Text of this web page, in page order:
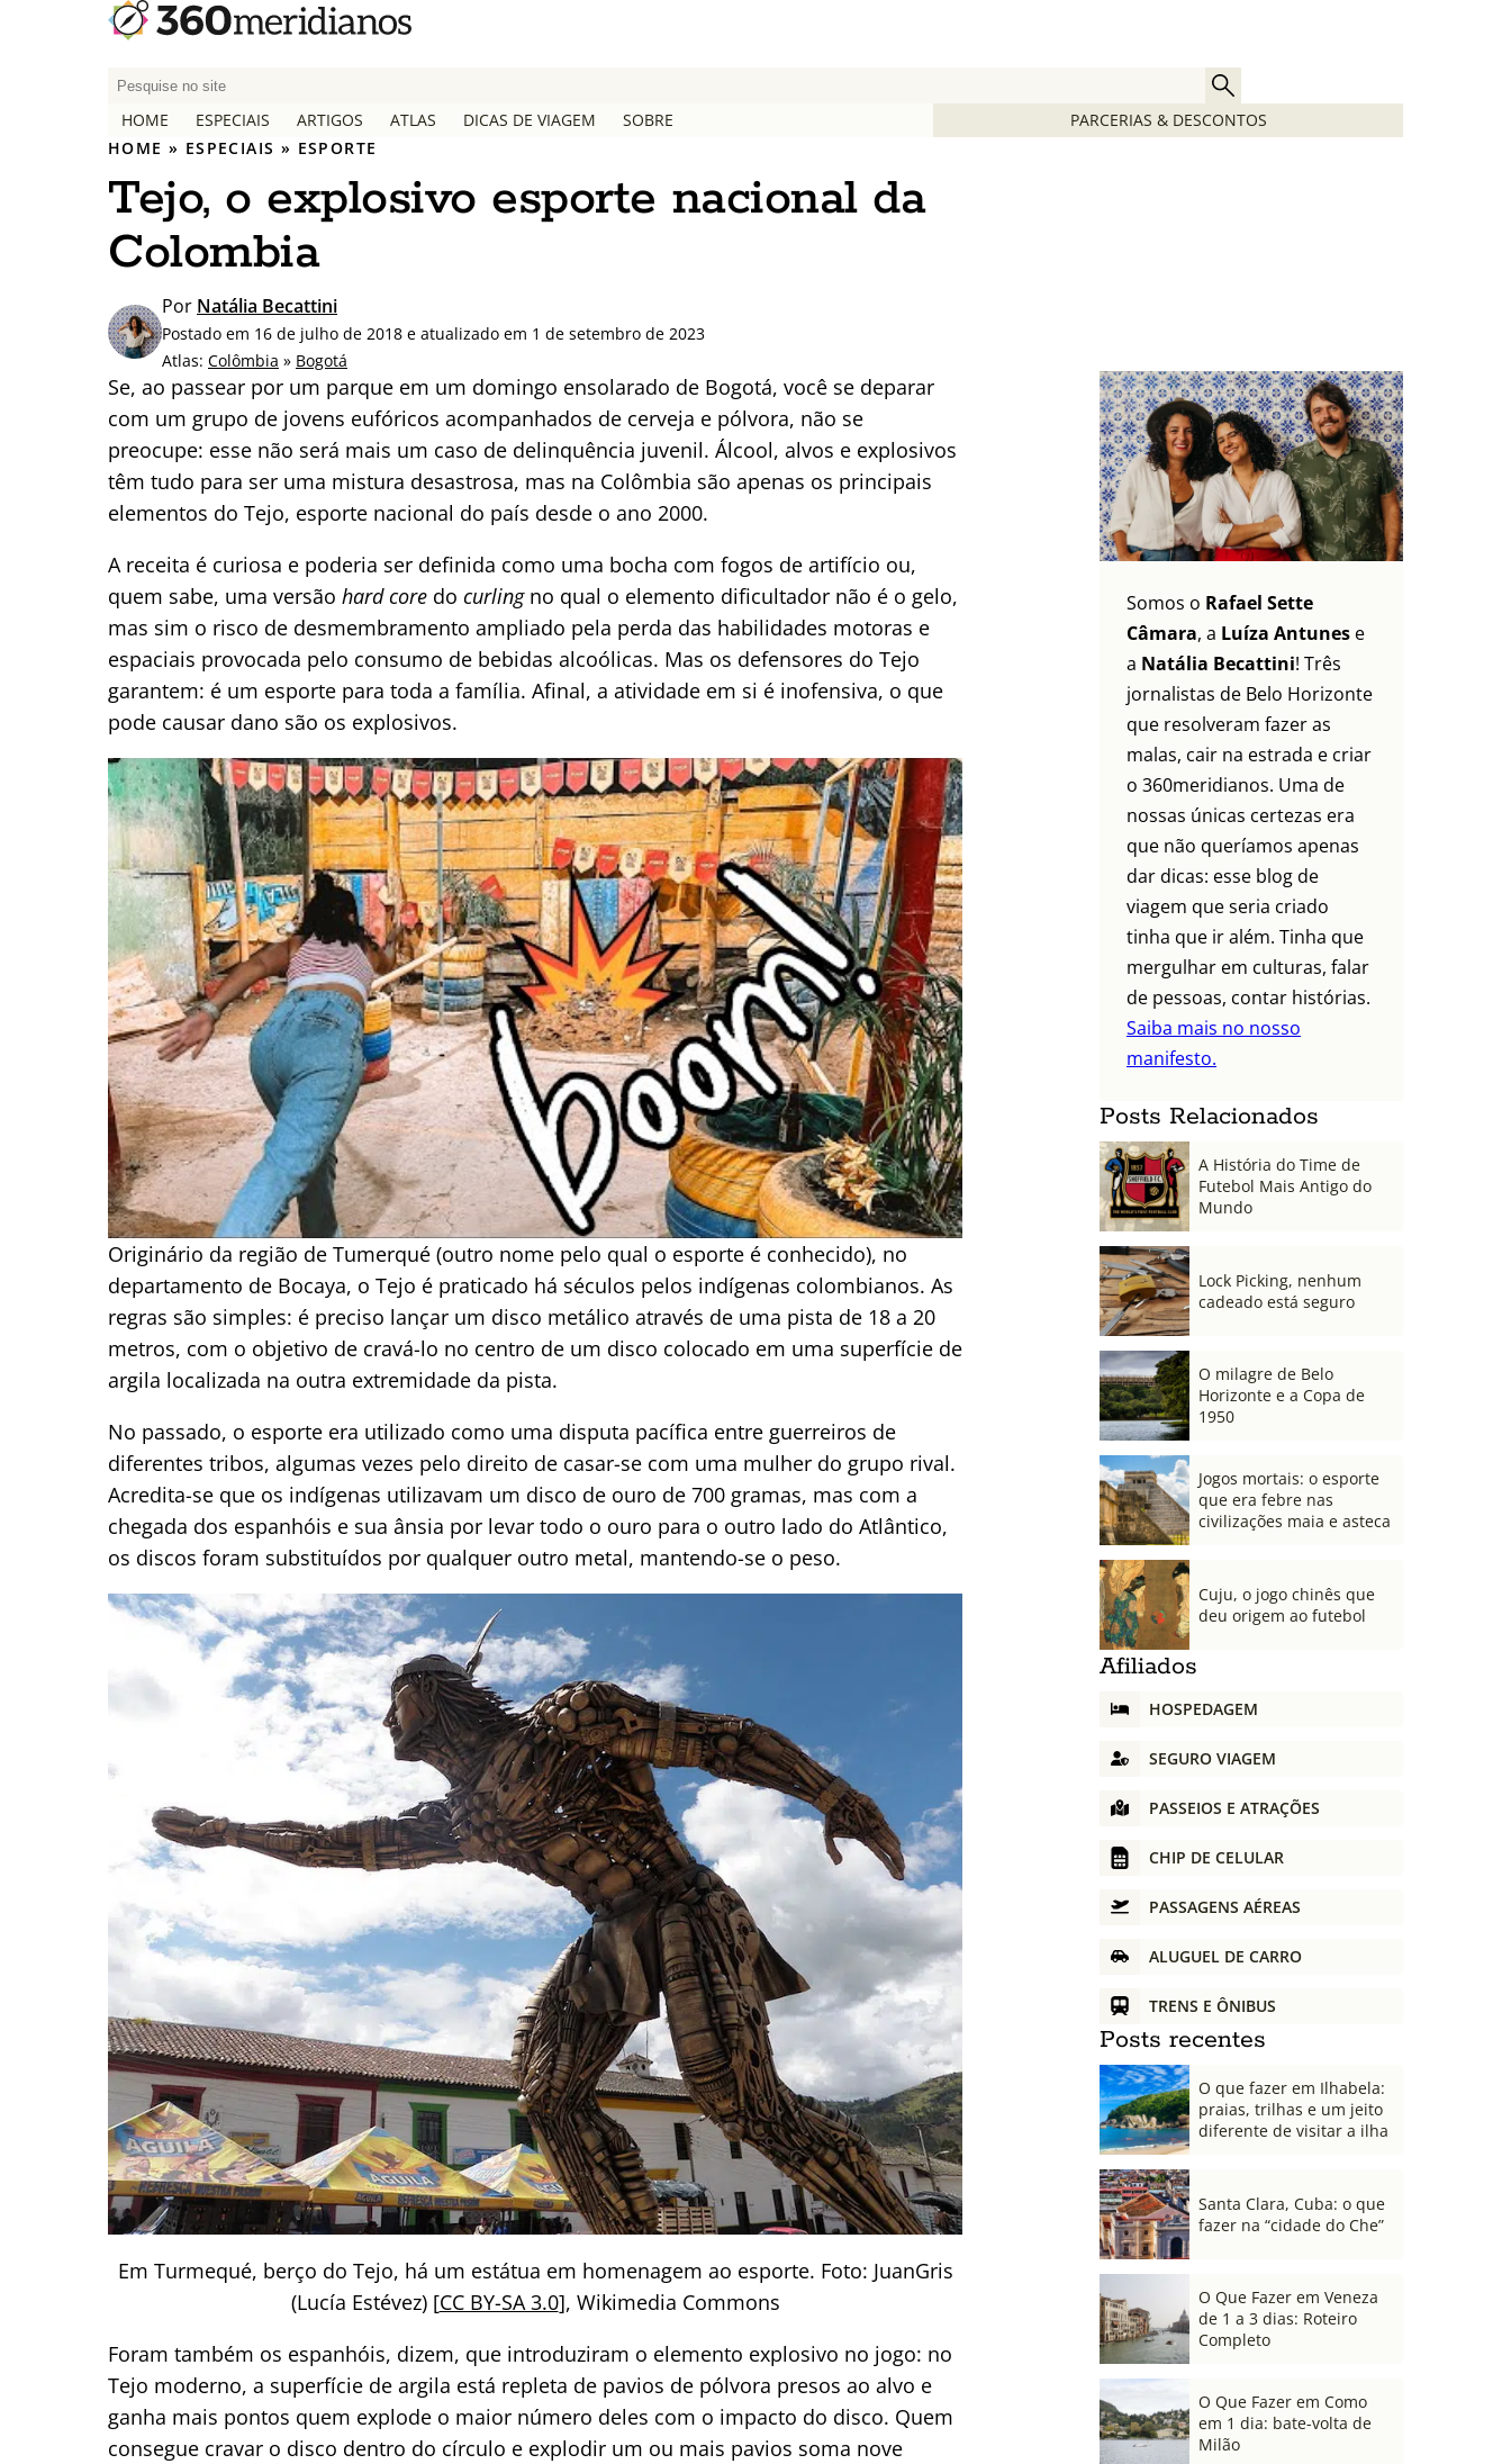
P
q
u
s
a
p
o
r
:
HOME ESPECIAIS ARTIGOS ATLAS DICAS DE VIAGEM SOBRE
PARCERIAS & DESCONTOS
HOME » ESPECIAIS » ESPORTE
Tejo, o explosivo esporte nacional da
Colombia
Por Natália Becattini
Postado em 16 de julho de 2018 e atualizado em 1 de setembro de 2023
Atlas: Colômbia » Bogotá
Se, ao passear por um parque em um domingo ensolarado de Bogotá, você se deparar
com um grupo de jovens eufóricos acompanhados de cerveja e pólvora, não se
preocupe: esse não será mais um caso de delinquência juvenil. Álcool, alvos e explosivos
têm tudo para ser uma mistura desastrosa, mas na Colômbia são apenas os principais
elementos do Tejo, esporte nacional do país desde o ano 2000.
A receita é curiosa e poderia ser definida como uma bocha com fogos de artifício ou,
quem sabe, uma versão hard core do curling no qual o elemento dificultador não é o gelo,
mas sim o risco de desmembramento ampliado pela perda das habilidades motoras e
espaciais provocada pelo consumo de bebidas alcoólicas. Mas os defensores do Tejo
garantem: é um esporte para toda a família. Afinal, a atividade em si é inofensiva, o que
pode causar dano são os explosivos.
Originário da região de Tumerqué (outro nome pelo qual o esporte é conhecido), no
departamento de Bocaya, o Tejo é praticado há séculos pelos indígenas colombianos. As
regras são simples: é preciso lançar um disco metálico através de uma pista de 18 a 20
metros, com o objetivo de cravá-lo no centro de um disco colocado em uma superfície de
argila localizada na outra extremidade da pista.
No passado, o esporte era utilizado como uma disputa pacífica entre guerreiros de
diferentes tribos, algumas vezes pelo direito de casar-se com uma mulher do grupo rival.
Acredita-se que os indígenas utilizavam um disco de ouro de 700 gramas, mas com a
chegada dos espanhóis e sua ânsia por levar todo o ouro para o outro lado do Atlântico,
os discos foram substituídos por qualquer outro metal, mantendo-se o peso.
Em Turmequé, berço do Tejo, há um estátua em homenagem ao esporte. Foto: JuanGris
(Lucía Estévez) [CC BY-SA 3.0], Wikimedia Commons
Foram também os espanhóis, dizem, que introduziram o elemento explosivo no jogo: no
Tejo moderno, a superfície de argila está repleta de pavios de pólvora presos ao alvo e
ganha mais pontos quem explode o maior número deles com o impacto do disco. Quem
consegue cravar o disco dentro do círculo e explodir um ou mais pavios soma nove
Somos o Rafael Sette
Câmara, a Luíza Antunes e
a Natália Becattini! Três
jornalistas de Belo Horizonte
que resolveram fazer as
malas, cair na estrada e criar
o 360meridianos. Uma de
nossas únicas certezas era
que não queríamos apenas
dar dicas: esse blog de
viagem que seria criado
tinha que ir além. Tinha que
mergulhar em culturas, falar
de pessoas, contar histórias.
Saiba mais no nosso
manifesto.
Posts Relacionados
A História do Time de
Futebol Mais Antigo do
Mundo
Lock Picking, nenhum
cadeado está seguro
O milagre de Belo
Horizonte e a Copa de
1950
Jogos mortais: o esporte
que era febre nas
civilizações maia e asteca
Cuju, o jogo chinês que
deu origem ao futebol
Afiliados
HOSPEDAGEM
SEGURO VIAGEM
PASSEIOS E ATRAÇÕES
CHIP DE CELULAR
PASSAGENS AÉREAS
ALUGUEL DE CARRO
TRENS E ÔNIBUS
Posts recentes
O que fazer em Ilhabela:
praias, trilhas e um jeito
diferente de visitar a ilha
Santa Clara, Cuba: o que
fazer na “cidade do Che”
O Que Fazer em Veneza
de 1 a 3 dias: Roteiro
Completo
O Que Fazer em Como
em 1 dia: bate-volta de
Milão